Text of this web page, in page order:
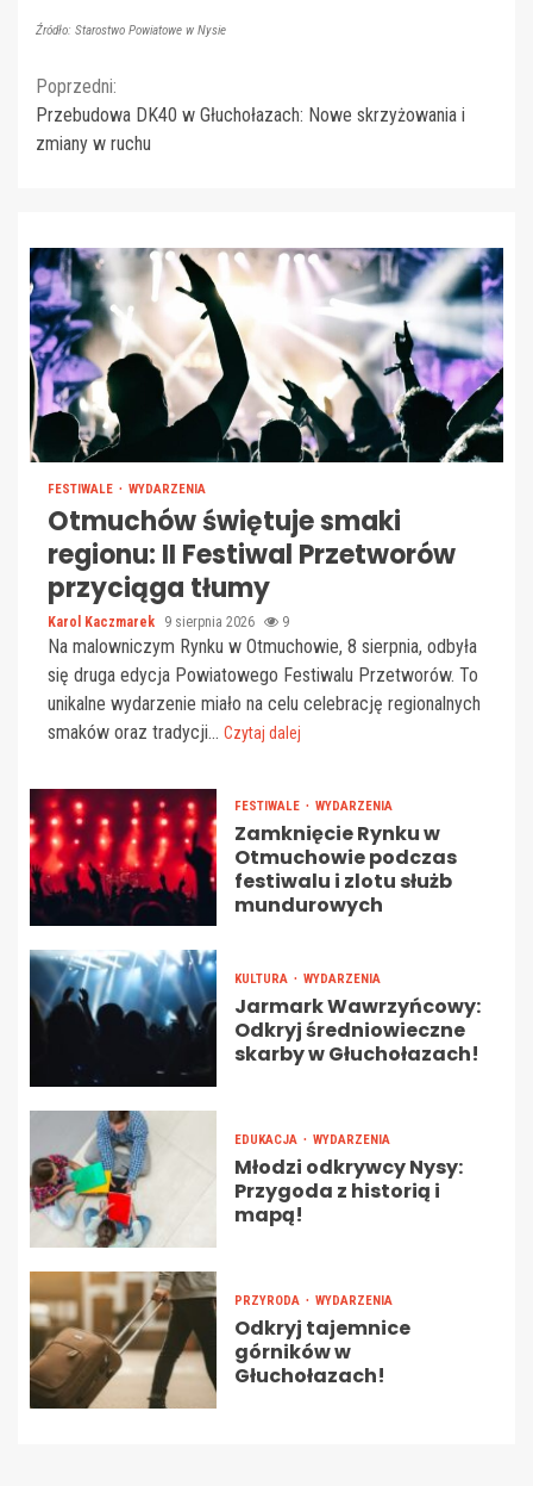
Źródło: Starostwo Powiatowe w Nysie
Continue
Reading
Poprzedni:
Przebudowa DK40 w Głuchołazach: Nowe skrzyżowania i
zmiany w ruchu
FESTIWALE WYDARZENIA
Otmuchów świętuje smaki
regionu: II Festiwal Przetworów
przyciąga tłumy
Karol Kaczmarek 9 sierpnia 2026 9
Na malowniczym Rynku w Otmuchowie, 8 sierpnia, odbyła
się druga edycja Powiatowego Festiwalu Przetworów. To
unikalne wydarzenie miało na celu celebrację regionalnych
smaków oraz tradycji... Czytaj dalej
FESTIWALE WYDARZENIA
Zamknięcie Rynku w
Otmuchowie podczas
festiwalu i zlotu służb
mundurowych
KULTURA WYDARZENIA
Jarmark Wawrzyńcowy:
Odkryj średniowieczne
skarby w Głuchołazach!
EDUKACJA WYDARZENIA
Młodzi odkrywcy Nysy:
Przygoda z historią i
mapą!
PRZYRODA WYDARZENIA
Odkryj tajemnice
górników w
Głuchołazach!